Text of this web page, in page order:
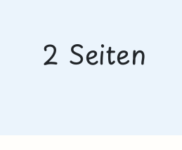
2 Seiten